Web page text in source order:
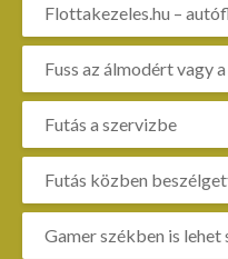
Flottakezeles.hu –
Fuss az álmodért vagy
Futás a szervizbe
Futás közben
Gamer székben is